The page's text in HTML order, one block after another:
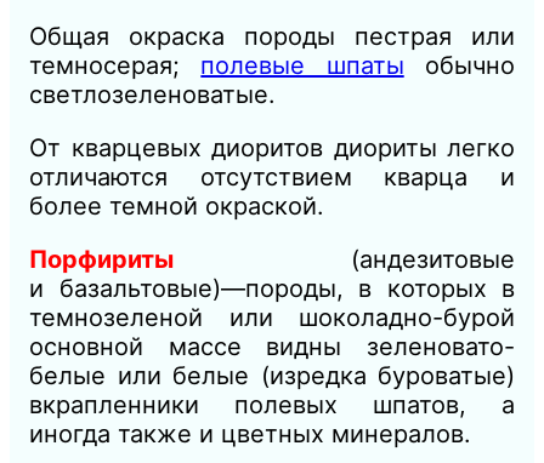
Общая окраска породы пестрая или
темносерая; полевые шпаты обычно
светлозеленоватые.
От кварцевых диоритов диориты легко
отличаются отсутствием кварца и
более темной окраской.
Порфириты (андезитовые
и базальтовые)—породы, в которых в
темнозеленой или шоколадно-бурой
основной массе видны зеленовато-
белые или белые (изредка буроватые)
вкрапленники полевых шпатов, а
иногда также и цветных минералов.